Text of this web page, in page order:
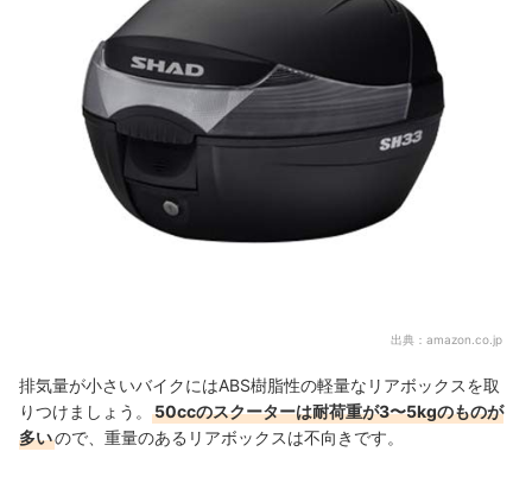
出典： amazon.co.jp
排気量が小さいバイクにはABS樹脂性の軽量なリアボックスを取
りつけましょう。
50ccのスクーターは耐荷重が3〜5kgのものが
多いので、重量のあるリアボックスは不向きです。